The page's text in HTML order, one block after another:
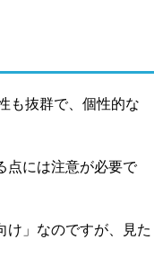
も抜群で、個性的な
点には注意が必要で
け」なのですが、見た